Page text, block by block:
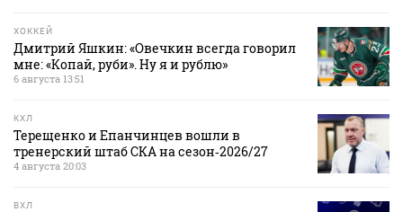
ХОККЕЙ
Дмитрий Яшкин: «Овечкин всегда говорил
мне: «Копай, руби». Ну я и рублю»
6 августа 13:51
КХЛ
Терещенко и Епанчинцев вошли в
тренерский штаб СКА на сезон‑2026/27
4 августа 20:03
ВХЛ